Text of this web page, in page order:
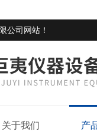
公司网站 ！
关于我们 产